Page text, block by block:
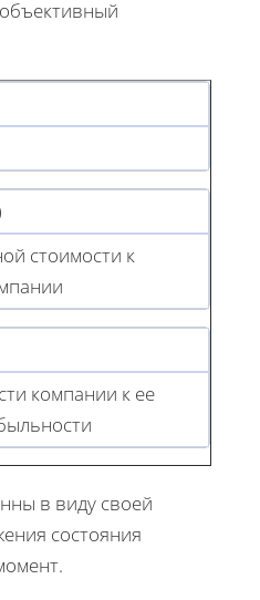
стоимости к
компании к ее
в виду своей
состояния